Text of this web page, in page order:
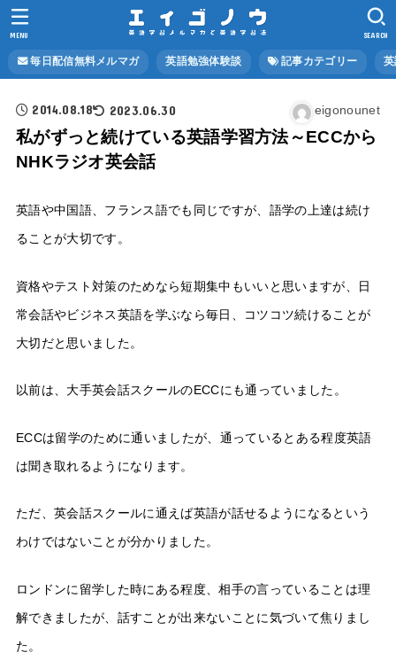
毎日配信無料メルマガ 英語勉強体験談 記事カテゴリー
SEARCH
MENU
2014.08.18 2023.06.30 eigonounet
私がずっと続けている英語学習方法～ECCから
NHKラジオ英会話
英語や中国語、フランス語でも同じですが、語学の上達は続け
ることが大切です。
資格やテスト対策のためなら短期集中もいいと思いますが、日
常会話やビジネス英語を学ぶなら毎日、コツコツ続けることが
大切だと思いました。
以前は、大手英会話スクールのECCにも通っていました。
ECCは留学のために通いましたが、通っているとある程度英語
は聞き取れるようになります。
ただ、英会話スクールに通えば英語が話せるようになるという
わけではないことが分かりました。
ロンドンに留学した時にある程度、相手の言っていることは理
解できましたが、話すことが出来ないことに気づいて焦りまし
た。